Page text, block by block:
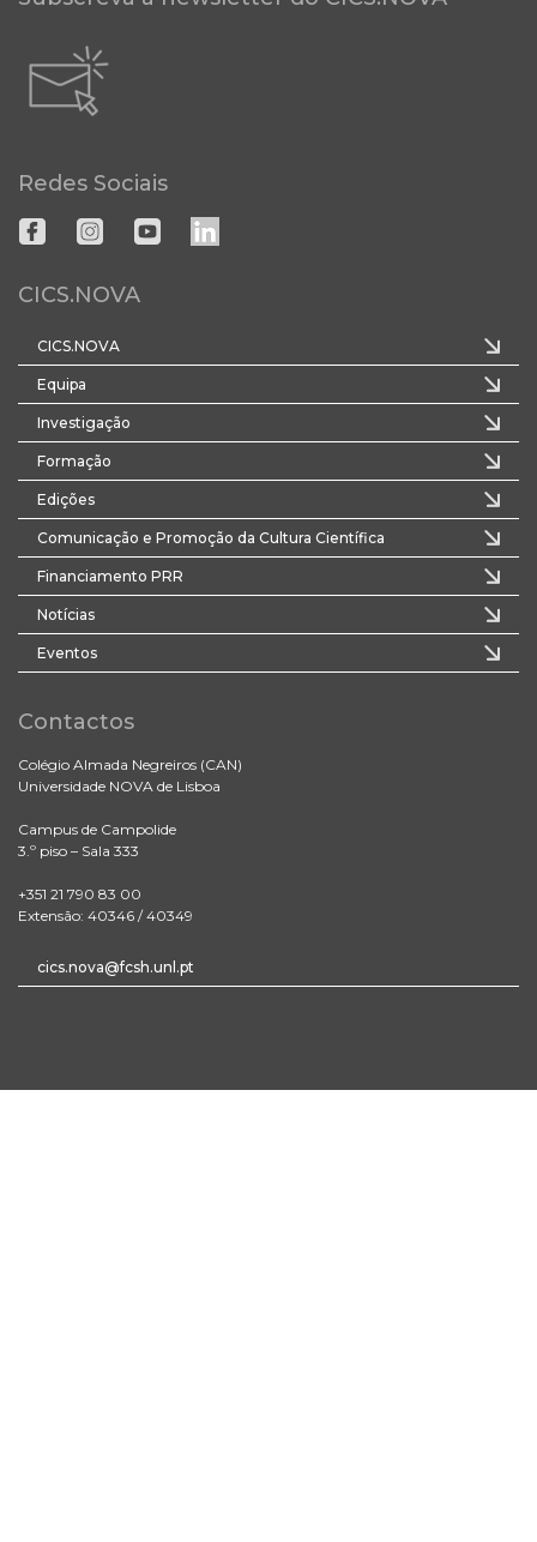
Redes Sociais
CICS.NOVA
CICS.NOVA
Equipa
Investigação
Formação
Edições
Comunicação e Promoção da Cultura Científica
Financiamento PRR
Notícias
Eventos
Contactos
Colégio Almada Negreiros (CAN)
Universidade NOVA de Lisboa
Campus de Campolide
3.º piso – Sala 333
+351 21 790 83 00
Extensão: 40346 / 40349
cics.nova@fcsh.unl.pt